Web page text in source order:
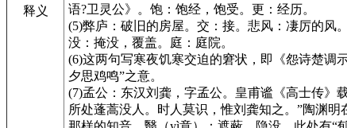
释义
语?卫灵公》。饱：饱经，饱受。更：经历。
(5)弊庐：破旧的房屋。交：接。悲风：凄厉的风
没：掩没，覆盖。庭：庭院。
(6)这两句写寒夜饥寒交迫的窘状，即《怨诗楚调
夕思鸡鸣”之意。
(7)孟公：东汉刘龚，字孟公。皇甫谧《高士传》
所处蓬蒿没人。时人莫识，惟刘龚知之。”陶渊